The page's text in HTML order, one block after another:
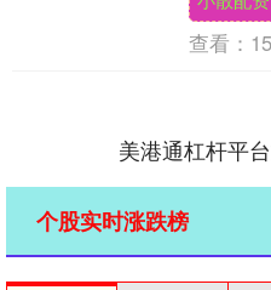
查看：
美港通杠杆平
个股实时涨跌榜